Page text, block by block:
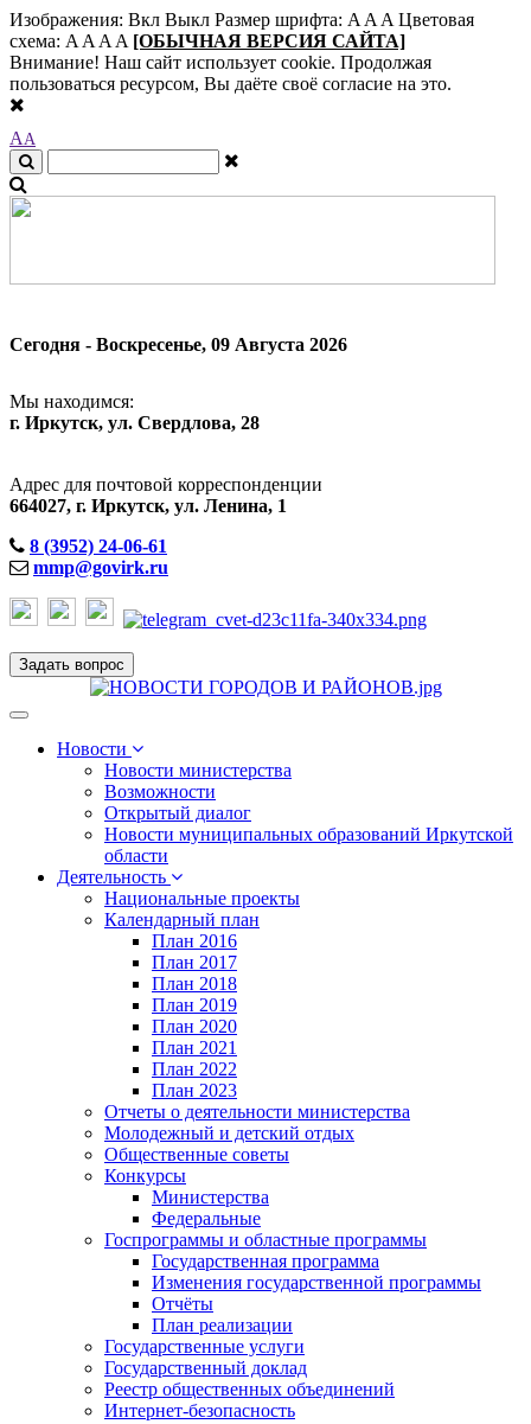
Изображения: Вкл Выкл Размер шрифта: A A A Цветовая
схема: A A A A [ОБЫЧНАЯ ВЕРСИЯ САЙТА]
Внимание! Наш сайт использует cookie. Продолжая
пользоваться ресурсом, Вы даёте своё согласие на это.
AA
Сегодня - Воскресенье, 09 Августа 2026
Мы находимся:
г. Иркутск, ул. Свердлова, 28
Адрес для почтовой корреспонденции
664027, г. Иркутск, ул. Ленина, 1
8 (3952) 24-06-61
mmp@govirk.ru
Задать вопрос
Toggle
navigationНовости
Новости министерства
Возможности
Открытый диалог
Новости муниципальных образований Иркутской
области
Деятельность
Национальные проекты
Календарный план
План 2016
План 2017
План 2018
План 2019
План 2020
План 2021
План 2022
План 2023
Отчеты о деятельности министерства
Молодежный и детский отдых
Общественные советы
Конкурсы
Министерства
Федеральные
Госпрограммы и областные программы
Государственная программа
Изменения государственной программы
Отчёты
План реализации
Государственные услуги
Государственный доклад
Реестр общественных объединений
Интернет-безопасность